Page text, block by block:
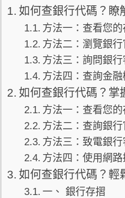
如何查銀行代碼？瞭
方法一：查看您
方法二：瀏覽銀行
方法三：詢問銀行
方法四：查詢金
如何查銀行代碼？掌
方法一：查看您
方法二：查詢銀
方法三：致電銀
方法四：使用網
如何查銀行代碼？輕
一、 銀行存摺